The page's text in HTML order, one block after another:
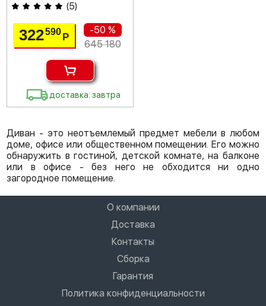
(5)
322590Р
-50 %
645 180
доставка: завтра
Диван - это неотъемлемый предмет мебели в любом
доме, офисе или общественном помещении. Его можно
обнаружить в гостиной, детской комнате, на балконе
или в офисе - без него не обходится ни одно
загородное помещение.
О компании
Доставка
Контакты
Сборка
Гарантия
Политика конфиденциальности